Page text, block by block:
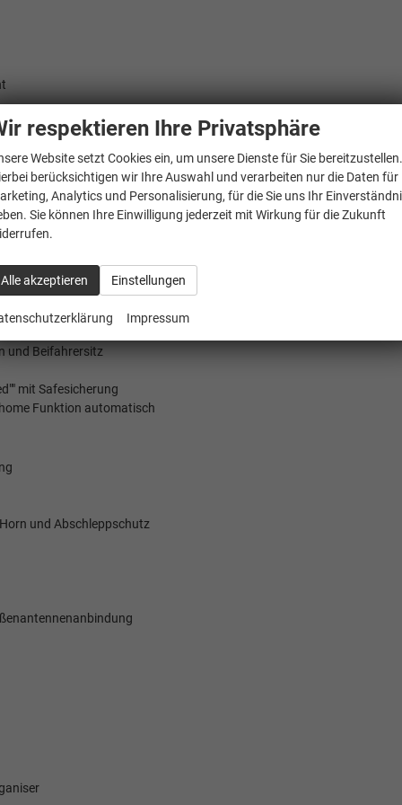
abblendbar auf Fahrerseite
und Beifahrersitz
mit Safesicherung
Funktion automatisch
und Abschleppschutz
respektieren Ihre Privatsphäre
Website setzt Cookies ein, um unsere Dienste für Sie
berücksichtigen wir Ihre Auswahl und verarbeiten nur die Daten für
Analytics und Personalisierung, für die Sie uns Ihr
Sie können Ihre Einwilligung jederzeit mit Wirkung für die Zukunft
Alle akzeptieren Einstellungen
Impressum